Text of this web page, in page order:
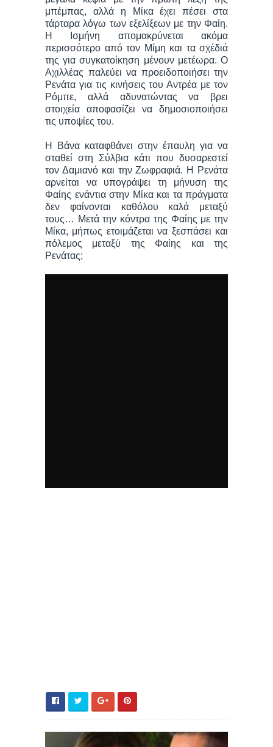
μπέμπας, αλλά η Μίκα έχει πέσει στα
τάρταρα λόγω των εξελίξεων με την Φαίη.
Η Ισμήνη απομακρύνεται ακόμα
περισσότερο από τον Μίμη και τα σχέδιά
της για συγκατοίκηση μένουν μετέωρα. Ο
Αχιλλέας παλεύει να προειδοποιήσει την
Ρενάτα για τις κινήσεις του Αντρέα με τον
Ρόμπε, αλλά αδυνατώντας να βρει
στοιχεία αποφασίζει να δημοσιοποιήσει
τις υποψίες του.
Η Βάνα καταφθάνει στην έπαυλη για να
σταθεί στη Σύλβια κάτι που δυσαρεστεί
τον Δαμιανό και την Ζωφραφιά. Η Ρενάτα
αρνείται να υπογράψει τη μήνυση της
Φαίης ενάντια στην Μίκα και τα πράγματα
δεν φαίνονται καθόλου καλά μεταξύ
τους… Μετά την κόντρα της Φαίης με την
Μίκα, μήπως ετοιμάζεται να ξεσπάσει και
πόλεμος μεταξύ της Φαίης και της
Ρενάτας;